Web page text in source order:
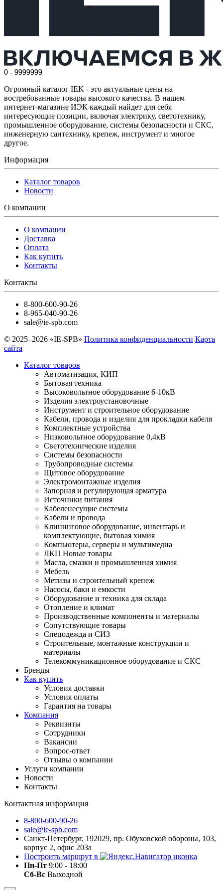
0 - 9999999
Огромный каталог IEK - это актуальные цены на
востребованные товары высокого качества. В нашем
интернет-магазине ИЭК каждый найдет для себя
интересующие позиции, включая электрику, светотехнику,
промышленное оборудование, системы безопасности и СКС,
инженерную сантехнику, крепеж, инструмент и многое
другое.
Информация
Каталог товаров
Новости
О компании
О компании
Доставка
Оплата
Как купить
Контакты
Контакты
8-800-600-90-26
8-965-040-90-26
sale@ie-spb.com
© 2025–2026 «IE-SPB» Политика конфиденциальности Карта
сайта
Каталог товаров
Автоматизация, КИП
Бытовая техника
Высоковольтное оборудование 6-10кВ
Изделия электроустановочные
Инструмент и строительное оборудование
Кабели, провода и изделия для прокладки кабеля
Комплектные устройства
Низковольтное оборудование 0,4кВ
Светотехнические изделия
Системы безопасности
Трубопроводные системы
Щитовое оборудование
Электромонтажные изделия
Запорная и регулирующая арматура
Источники питания
Кабеленесущие системы
Кабели и провода
Клининговое оборудование, инвентарь и
комплектующие, бытовая химия
Компьютеры, серверы и мультимедиа
ЛКП Новые товары
Масла, смазки и промышленная химия
Мебель
Метизы и строительный крепеж
Насосы, баки и емкости
Оборудование и техника для склада
Отопление и климат
Производственные компоненты и материалы
Сопутствующие товары
Спецодежда и СИЗ
Строительные, монтажные конструкции и
материалы
Телекоммуникационное оборудование и СКС
Бренды
Как купить
Условия доставки
Условия оплаты
Гарантия на товары
Компания
Реквизиты
Сотрудники
Вакансии
Вопрос-ответ
Отзывы о компании
Услуги компании
Новости
Контакты
Контактная информация
8-800-600-90-26
sale@ie-spb.com
Санкт-Петербург, 192029, пр. Обуховской обороны, 103,
корпус 2, офис 203а
Построить маршрут в
Пн-Пт 9:00 - 18:00
Сб-Вс Выходной